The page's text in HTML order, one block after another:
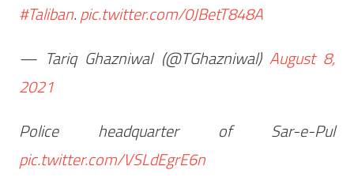
#Taliban.pic.twitter.com/0JBetT848A
— Tariq Ghazniwal (@TGhazniwal) August 8,
2021
Police headquarter of Sar-e-Pul
pic.twitter.com/VSLdEgrE6n